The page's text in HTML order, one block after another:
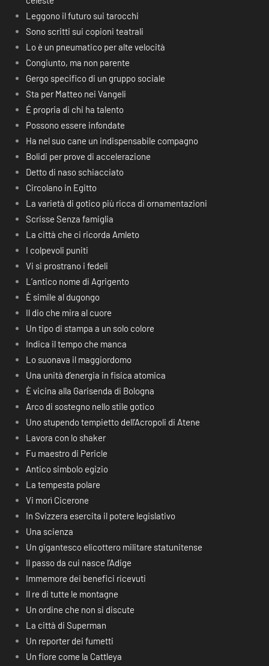
Leggono il futuro sui tarocchi
Sono scritti sui copioni teatrali
Lo è un pneumatico per alte velocità
Congiunto, ma non parente
Gergo specifico di un gruppo sociale
Sta per Matteo nei Vangeli
É propria di chi ha talento
Possono essere infondate
Ha nel suo cane un indispensabile compagno
Bolidi per prove di accelerazione
Detto di naso schiacciato
Circolano in Egitto
La varietà di gotico più ricca di ornamentazioni
Scrisse Senza famiglia
La città che ci ricorda Amleto
I colpevoli puniti
Vi si prostrano i fedeli
L’antico nome di Agrigento
È simile al dugongo
Il dio che mira al cuore
Un tipo di stampa a un solo colore
Indica il tempo che manca
Lo suonava il maggiordomo
Una unità d’energia in fisica atomica
È vicina alla Garisenda di Bologna
Arco di sostegno nello stile gotico
Uno stupendo tempietto dell’Acropoli di Atene
Lavora con lo shaker
Fu maestro di Pericle
Antico simbolo egizio
La tempesta polare
Vi morì Cicerone
In Svizzera esercita il potere legislativo
Una scienza
Un gigantesco elicottero militare statunitense
Il passo da cui nasce l’Adige
Immemore dei benefici ricevuti
Il re di tutte le montagne
Un ordine che non si discute
La città di Superman
Un reporter dei fumetti
Un fiore come la Cattleya